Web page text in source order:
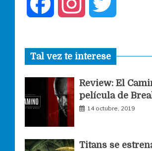
c
e
b
o
s
t
a
g
i
t
t
Tal vez te interese
Review: El
película de
14 octubre, 2019
Titans se